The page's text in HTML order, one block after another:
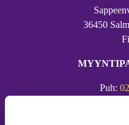
36450
Puh: